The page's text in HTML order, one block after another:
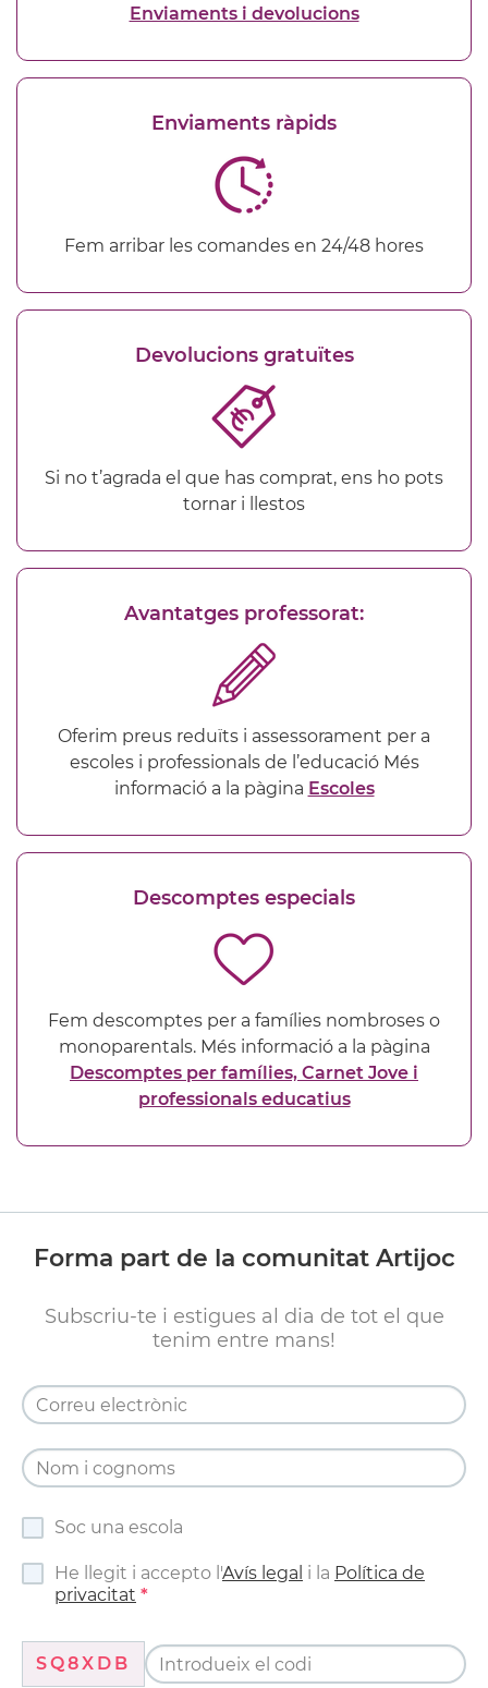
Enviaments i devolucions
Enviaments ràpids
Fem arribar les comandes en 24/48 hores
Devolucions gratuïtes
Si no t’agrada el que has comprat, ens ho pots
tornar i llestos
Avantatges professorat:
Oferim preus reduïts i assessorament per a
escoles i professionals de l’educació Més
informació a la pàgina Escoles
Descomptes especials
Fem descomptes per a famílies nombroses o
monoparentals. Més informació a la pàgina
Descomptes per famílies, Carnet Jove i
professionals educatius
Forma part de la comunitat Artijoc
Subscriu-te i estigues al dia de tot el que
tenim entre mans!
Soc una escola
He llegit i accepto l'Avís legal i la Política de
privacitat
SQ8XDB